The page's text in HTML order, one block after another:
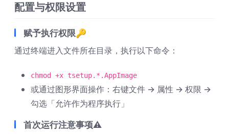
配置与权限设置
赋予执行权限🔑
通过终端进入文件所在目录，执行以下命令：
chmod +x tsetup.*.AppImage
或通过图形界面操作：右键文件 → 属性 → 权限 →
勾选「允许作为程序执行」
首次运行注意事项⚠️